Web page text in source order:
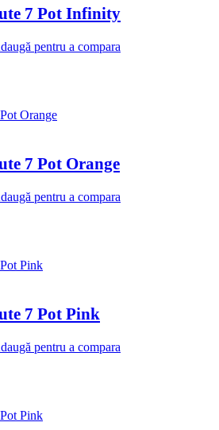
7 Pot Infinity
pentru a compara
7 Pot Orange
pentru a compara
7 Pot Pink
pentru a compara